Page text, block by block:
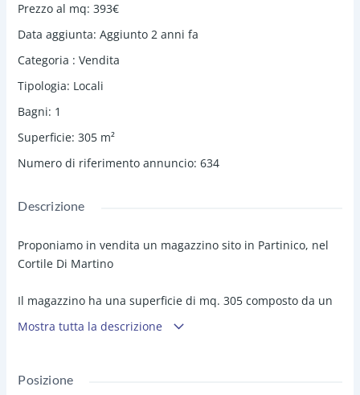
Prezzo al mq: 393€
Data aggiunta: Aggiunto 2 anni fa
Categoria : Vendita
Tipologia: Locali
Bagni: 1
Superficie: 305 m²
Numero di riferimento annuncio: 634
Descrizione
Proponiamo in vendita un magazzino sito in Partinico, nel
Cortile Di Martino
Il magazzino ha una superficie di mq. 305 composto da un
unico ambiente con doppia altezza sfruttabile oltre il
Dispone di un comodo accesso carrabile dal Cortine Di
Mostra tutta la descrizione
Posizione